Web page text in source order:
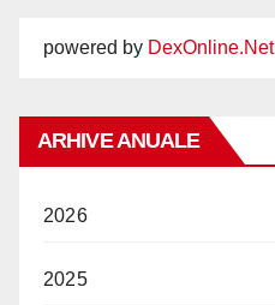
powered by DexOnline.Net
ARHIVE ANUALE
2026
2025